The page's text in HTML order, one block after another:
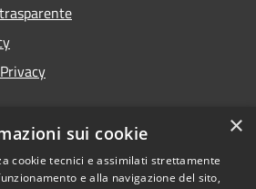
×
sui cookie
cookie tecnici e assimilati strettamente
e alla navigazione del sito,